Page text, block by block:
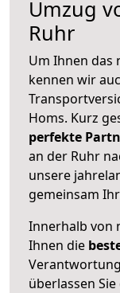
Umzug
Ruhr
Um Ihnen das
kennen wir
Homs. Kurz
perfekte
an der Ruhr
unsere
gemeinsam
Innerhalb von
Ihnen die
überlassen